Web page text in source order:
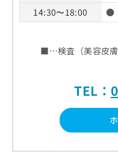
14:30〜18:00
●
■…検査（美容皮膚
TEL：